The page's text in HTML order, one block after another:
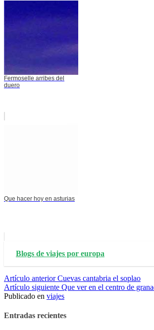
Fermoselle arribes del
duero
Que hacer hoy en asturias
Blogs de viajes por europa
Seguir
leyendo
Artículo anteriorCuevas cantabria el soplao
Artículo siguiente Que ver en el centro de
Publicado en viajes
Entradas recientes